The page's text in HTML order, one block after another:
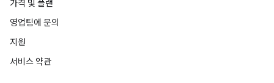
가격 및 플랜
영업팀에 문의
지원
서비스 약관